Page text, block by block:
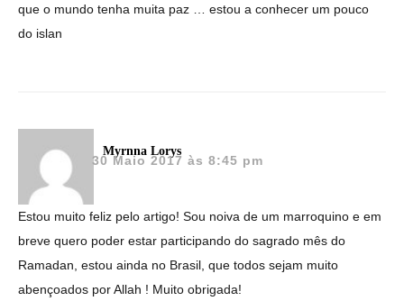
que o mundo tenha muita paz … estou a conhecer um pouco
do islan
Myrnna Lorys
30 Maio 2017 às 8:45 pm
Estou muito feliz pelo artigo! Sou noiva de um marroquino e em
breve quero poder estar participando do sagrado mês do
Ramadan, estou ainda no Brasil, que todos sejam muito
abençoados por Allah ! Muito obrigada!